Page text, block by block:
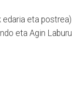
eta postrea).
eta Agin Laburu.